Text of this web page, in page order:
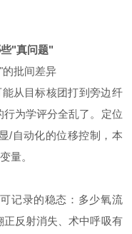
些"真问题"
批间差异
从目标核团打到旁边纤
为学评分全乱了。定位
/自动化的位移控制，本
量。
记录的稳态：多少氧流
反射消失、术中呼吸有